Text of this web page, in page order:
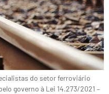
do setor ferroviário
governo à Lei 14.273/2021 –